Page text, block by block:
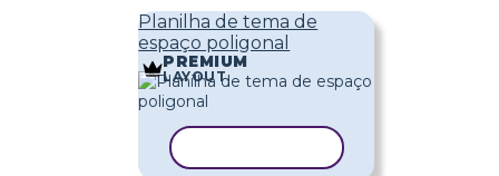
Planilha de tema de
espaço poligonal
PREMIUM
LAYOUT